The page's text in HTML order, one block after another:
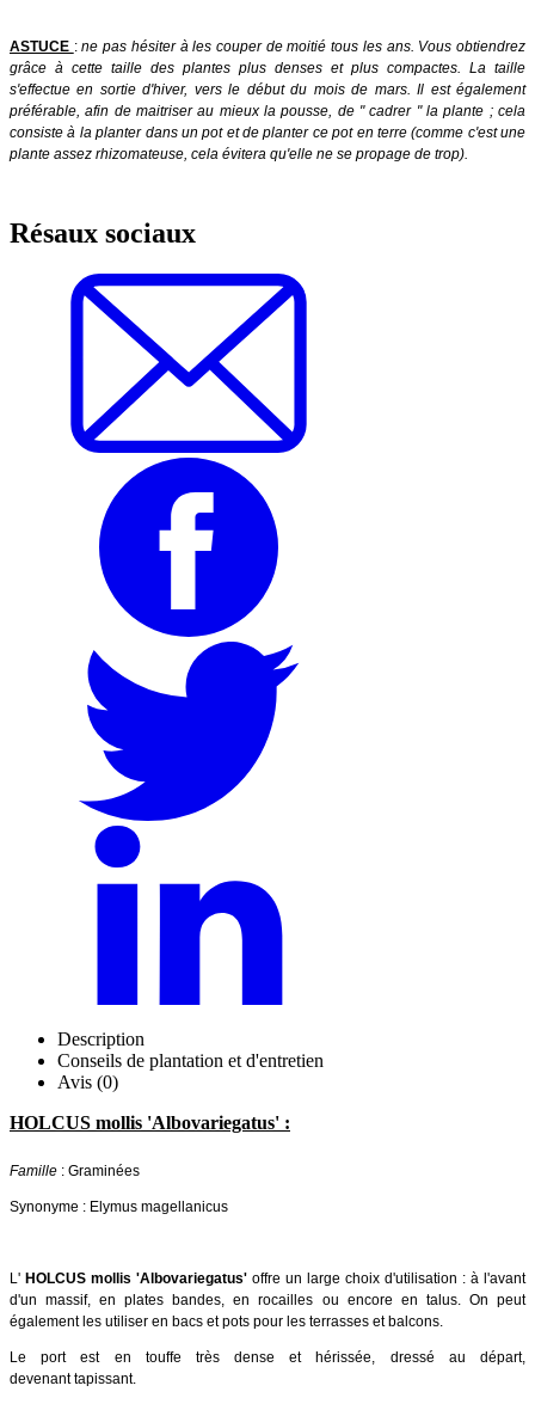
ASTUCE :ne pas hésiter à les couper de moitié tous les ans. Vous obtiendrez
grâce à cette taille des plantes plus denses et plus compactes. La taille
s'effectue en sortie d'hiver, vers le début du mois de mars. Il est également
préférable, afin de maitriser au mieux la pousse, de " cadrer " la plante ; cela
consiste à la planter dans un pot et de planter ce pot en terre (comme c'est une
plante assez rhizomateuse, cela évitera qu'elle ne se propage de trop).
Résaux sociaux
Description
Conseils de plantation et d'entretien
Avis (0)
HOLCUS mollis 'Albovariegatus' :
Famille : Graminées
Synonyme : Elymus magellanicus
L' HOLCUS mollis 'Albovariegatus' offre un large choix d'utilisation : à l'avant
d'un massif, en plates bandes, en rocailles ou encore en talus. On peut
également les utiliser en bacs et pots pour les terrasses et balcons.
Le port est en touffe très dense et hérissée, dressé au départ,
devenant tapissant.